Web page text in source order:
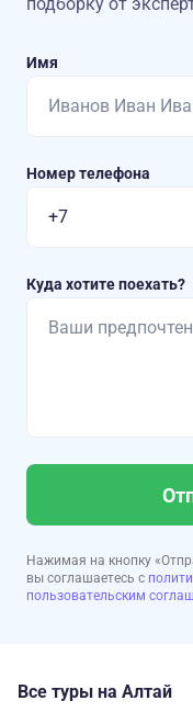
Имя
Номер телефона
Куда хотите поехать?
Нажимая на кнопку
вы соглашаетесь с
пользовательским
Все туры на Алтай